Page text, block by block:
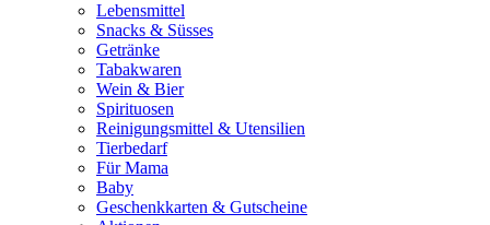
Lebensmittel
Snacks & Süsses
Getränke
Tabakwaren
Wein & Bier
Spirituosen
Reinigungsmittel & Utensilien
Tierbedarf
Für Mama
Baby
Geschenkkarten & Gutscheine